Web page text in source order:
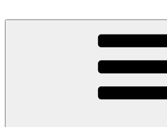
Wo die (Country-) Musik Zuhause